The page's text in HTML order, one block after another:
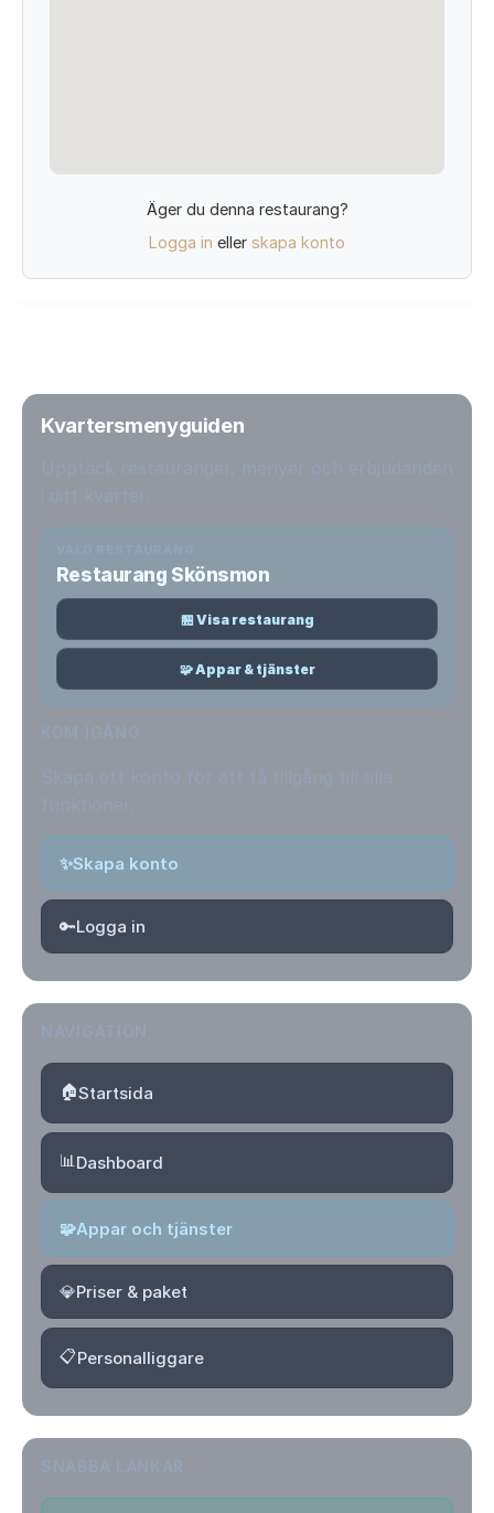
Äger du denna restaurang?
Logga in eller skapa konto
Kvartersmenyguiden
Restaurang Skönsmon
🏪 Visa restaurang
🧩 Appar & tjänster
✨Skapa konto
🔑Logga in
🏠Startsida
📊Dashboard
🧩Appar och tjänster
💎Priser & paket
📋Personalliggare